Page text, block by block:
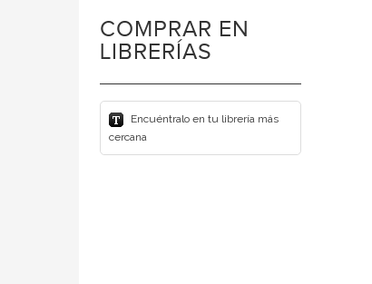
COMPRAR EN
LIBRERÍAS
Encuéntralo en tu librería más
cercana